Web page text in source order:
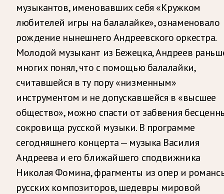
музыкантов, именовавших себя «Кружком
любителей игры на балалайке», ознаменовало
рождение нынешнего Андреевского оркестра.
Молодой музыкант из Бежецка, Андреев
многих понял, что с помощью балалайки,
считавшейся в ту пору «низменным»
инструментом и не допускавшейся в «высшее
общество», можно спасти от забвения
сокровища русской музыки. В программе
сегодняшнего концерта — музыка Василия
Андреева и его ближайшего сподвижника
Николая Фомина, фрагменты из опер и
русских композиторов, шедевры мировой